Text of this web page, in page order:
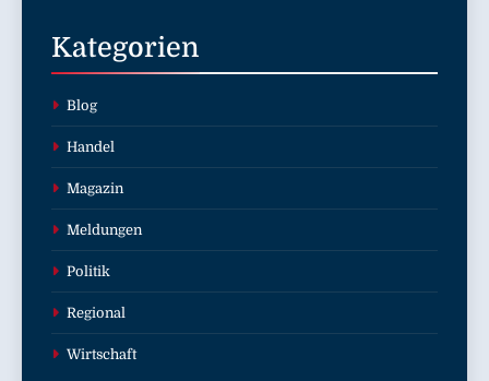
Kategorien
Blog
Handel
Magazin
Meldungen
Politik
Regional
Wirtschaft